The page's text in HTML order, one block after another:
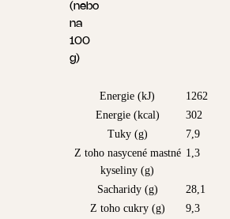
(nebo
na
100
g)
Energie (kJ)
1262
Energie (kcal)
302
Tuky (g)
7,9
Z toho nasycené mastné
kyseliny (g)
1,3
Sacharidy (g)
28,1
Z toho cukry (g)
9,3